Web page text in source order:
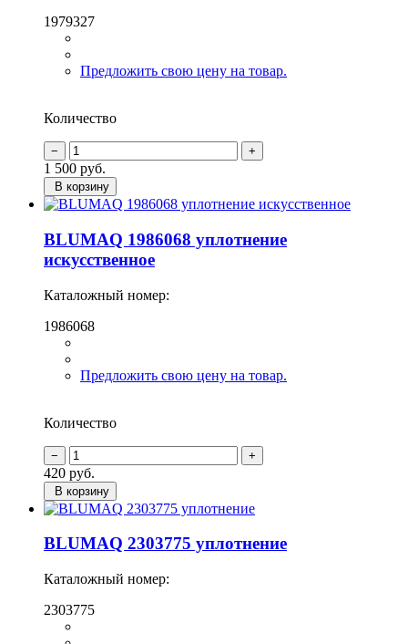
1979327
Предложить свою цену на товар.
Количество
1 500 руб.
В корзину
BLUMAQ 1986068 уплотнение
искусственное
Каталожный номер:
1986068
Предложить свою цену на товар.
Количество
420 руб.
В корзину
BLUMAQ 2303775 уплотнение
Каталожный номер:
2303775